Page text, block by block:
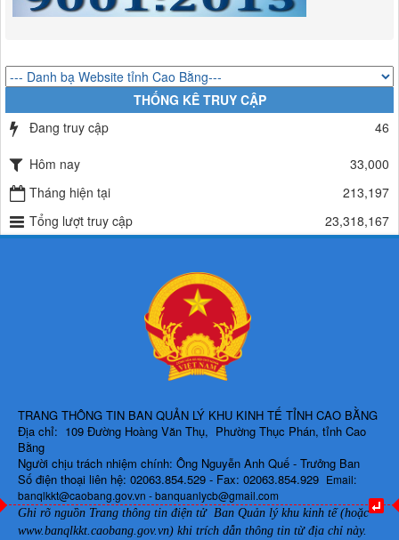
Lượt xem:670 | lượt tải:203
hành trong lĩnh vực khu công nghiệp, khu kinh tế thuộc thẩm quyền
giải quyết của Ban Quản lý Khu kinh tế tỉnh Cao Bằng
Lượt xem:510 | lượt tải:363
314/QĐ-BQLKKT
QUYẾT ĐỊNH Về việc công bố công khai thu hồi dự toán chi ngân
sách năm 2024
Lượt xem:486 | lượt tải:337
225/QĐ-BQLKKT
THỐNG KÊ TRUY CẬP
Đang truy cập
46
Hôm nay
33,000
Tháng hiện tại
213,197
Tổng lượt truy cập
23,318,167
TRANG THÔNG TIN BAN QUẢN LÝ KHU KINH TẾ TỈNH CAO BẰNG
Địa chỉ: 109 Đường Hoàng Văn Thụ, Phường Thục Phán, tỉnh Cao
Bằng
Người chịu trách nhiệm chính: Ông Nguyễn Anh Quế - Trưởng Ban
Số điện thoại liên hệ: 02063.854.529 - Fax: 02063.854.929 Email:
banqlkkt@caobang.gov.vn - banquanlycb@gmail.com
Ghi rõ nguồn Trang thông tin điện tử Ban Quản lý khu kinh tế (hoặc
www.banqlkkt.caobang.gov.vn) khi trích dẫn thông tin từ địa chỉ này.